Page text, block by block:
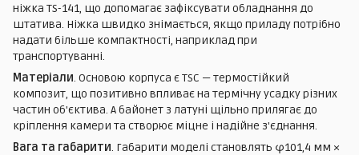
ніжка TS-141, що допомагає зафіксувати обладнання до
штатива. Ніжка швидко знімається, якщо приладу потрібно
надати більше компактності, наприклад при
транспортуванні.
Матеріали. Основою корпуса є TSC — термостійкий
композит, що позитивно впливає на термічну усадку різних
частин об'єктива. А байонет з латуні щільно прилягає до
кріплення камери та створює міцне і надійне з'єднання.
Вага та габарити. Габарити моделі становлять φ101,4 мм ×